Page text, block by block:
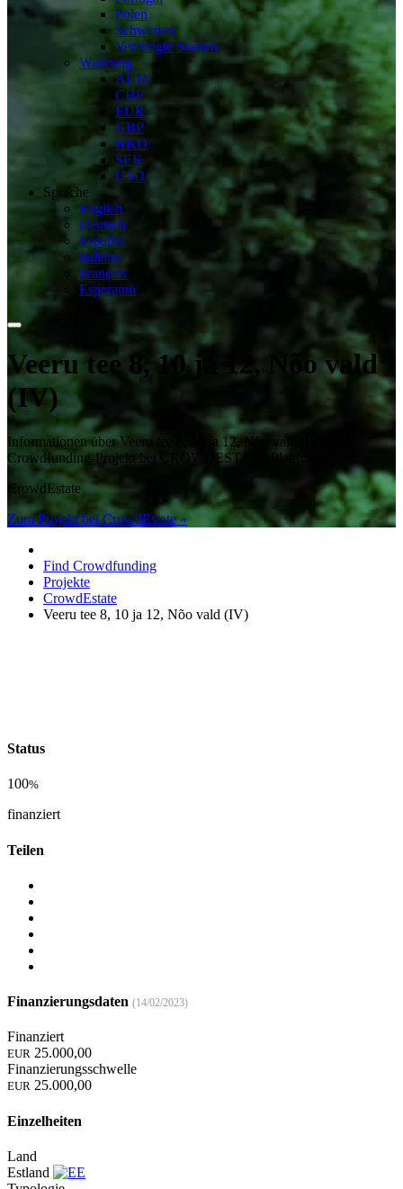
Polen
Schweden
Vereinigte Staaten
Währung
AUD
CHF
EUR
GBP
HKD
SEK
USD
Sprache
English
Deutsch
Español
Italiano
Français
Esperanto
Veeru tee 8, 10 ja 12, Nõo vald
(IV)
Informationen über Veeru tee 8, 10 ja 12, Nõo vald (IV)
Crowdfunding-Projekt bei CROWDESTATE Plattform
CrowdEstate
Zum Projekt bei CrowdEstate »
Find Crowdfunding
Projekte
CrowdEstate
Veeru tee 8, 10 ja 12, Nõo vald (IV)
Status
100%
finanziert
Teilen
Finanzierungsdaten (14/02/2023)
Finanziert
EUR 25.000,00
Finanzierungsschwelle
EUR 25.000,00
Einzelheiten
Land
Estland